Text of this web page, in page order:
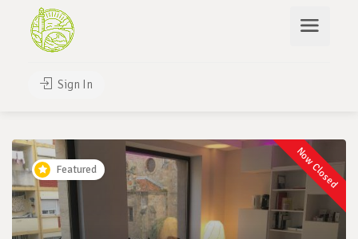
Sign In
Search
Featured Now Closed